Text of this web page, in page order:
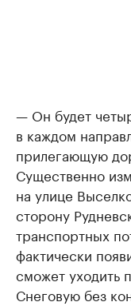
— Он будет
в каждом
прилегающую
Существенно
на улице
сторону
транспортных
фактически
сможет уходить
Снеговую без